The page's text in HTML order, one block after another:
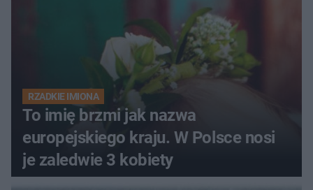
RZADKIE IMIONA
To imię brzmi jak nazwa
europejskiego kraju. W Polsce nosi
je zaledwie 3 kobiety